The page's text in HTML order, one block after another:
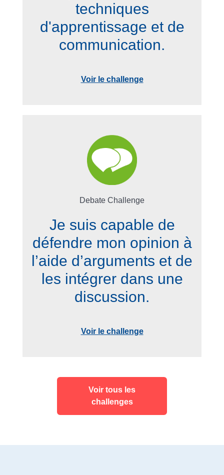
techniques
d'apprentissage et de
communication.
Voir le challenge
Debate Challenge
Je suis capable de
défendre mon opinion à
l’aide d’arguments et de
les intégrer dans une
discussion.
Voir le challenge
Voir tous les
challenges